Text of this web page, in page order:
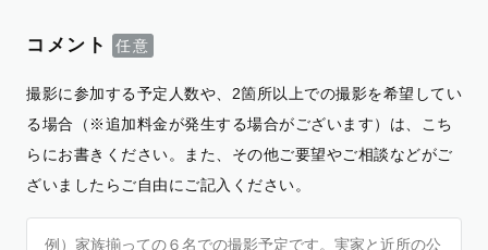
コメント
撮影に参加する予定人数や、2箇所以上での撮影を希望してい
る場合（※追加料金が発生する場合がございます）は、こち
らにお書きください。また、その他ご要望やご相談などがご
ざいましたらご自由にご記入ください。